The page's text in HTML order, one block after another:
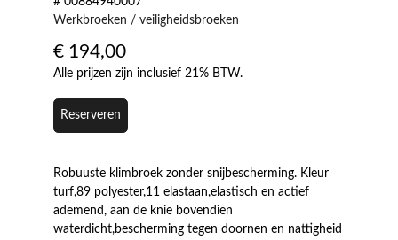
Werkbroeken / veiligheidsbroeken
€ 194,00
Alle prijzen zijn inclusief 21% BTW.
Reserveren
Robuuste klimbroek zonder snijbescherming. Kleur
turf,89 polyester,11 elastaan,elastisch en actief
ademend, aan de knie bovendien
waterdicht,bescherming tegen doornen en nattigheid